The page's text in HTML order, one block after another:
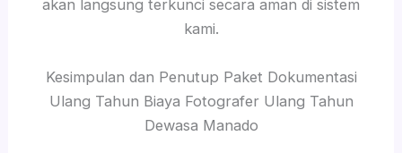
akan langsung terkunci secara aman di sistem
kami.
Kesimpulan dan Penutup Paket Dokumentasi
Ulang Tahun Biaya Fotografer Ulang Tahun
Dewasa Manado